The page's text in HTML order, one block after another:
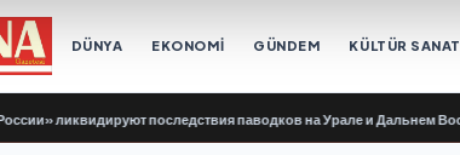
DÜNYA EKONOMİ GÜNDEM KÜLTÜR SANAT
последствия паводков на Урале и Дальнем Востоке•